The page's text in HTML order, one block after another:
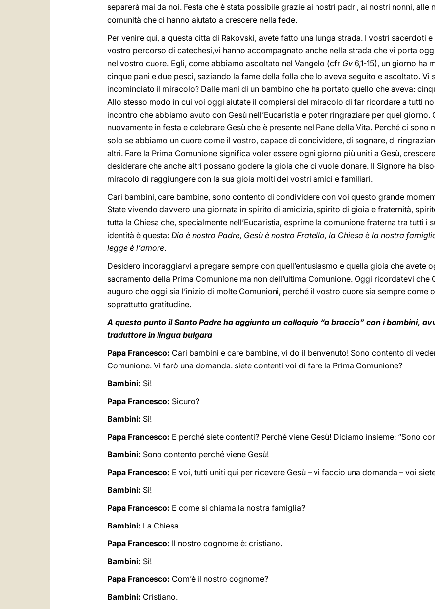
separerà mai da noi. Festa che è stata possibile grazie ai nostri padri, ai nostri nonni, alle
comunità che ci hanno aiutato a crescere nella fede.
Per venire qui, a questa citta di Rakovski, avete fatto una lunga strada. I vostri sacerdoti
vostro percorso di catechesi,vi hanno accompagnato anche nella strada che vi porta
nel vostro cuore. Egli, come abbiamo ascoltato nel Vangelo (cfr Gv 6,1-15), un giorno ha
cinque pani e due pesci, saziando la fame della folla che lo aveva seguito e ascoltato. Vi
incominciato il miracolo? Dalle mani di un bambino che ha portato quello che aveva:
Allo stesso modo in cui voi oggi aiutate il compiersi del miracolo di far ricordare a tutti
incontro che abbiamo avuto con Gesù nell’Eucaristia e poter ringraziare per quel giorno.
nuovamente in festa e celebrare Gesù che è presente nel Pane della Vita. Perché ci
solo se abbiamo un cuore come il vostro, capace di condividere, di sognare, di
altri. Fare la Prima Comunione significa voler essere ogni giorno più uniti a Gesù,
desiderare che anche altri possano godere la gioia che ci vuole donare. Il Signore ha
miracolo di raggiungere con la sua gioia molti dei vostri amici e familiari.
Cari bambini, care bambine, sono contento di condividere con voi questo grande
State vivendo davvero una giornata in spirito di amicizia, spirito di gioia e fraternità,
tutta la Chiesa che, specialmente nell’Eucaristia, esprime la comunione fraterna tra tutti i
identità è questa: Dio è nostro Padre, Gesù è nostro Fratello, la Chiesa è la nostra
legge è l’amore.
Desidero incoraggiarvi a pregare sempre con quell’entusiasmo e quella gioia che avete
sacramento della Prima Comunione ma non dell’ultima Comunione. Oggi ricordatevi che
auguro che oggi sia l’inizio di molte Comunioni, perché il vostro cuore sia sempre come
soprattutto gratitudine.
A questo punto il Santo Padre ha aggiunto un colloquio “a braccio” con i bambini,
traduttore in lingua bulgara
Papa Francesco: Cari bambini e care bambine, vi do il benvenuto! Sono contento di
Comunione. Vi farò una domanda: siete contenti voi di fare la Prima Comunione?
Bambini: Sì!
Papa Francesco: Sicuro?
Bambini: Sì!
Papa Francesco: E perché siete contenti? Perché viene Gesù! Diciamo insieme: “Sono
Bambini: Sono contento perché viene Gesù!
Papa Francesco: E voi, tutti uniti qui per ricevere Gesù – vi faccio una domanda – voi
Bambini: Sì!
Papa Francesco: E come si chiama la nostra famiglia?
Bambini: La Chiesa.
Papa Francesco: Il nostro cognome è: cristiano.
Bambini: Sì!
Papa Francesco: Com’è il nostro cognome?
Bambini: Cristiano.